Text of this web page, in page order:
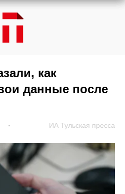
как
данные после
ИА Тульская пресса